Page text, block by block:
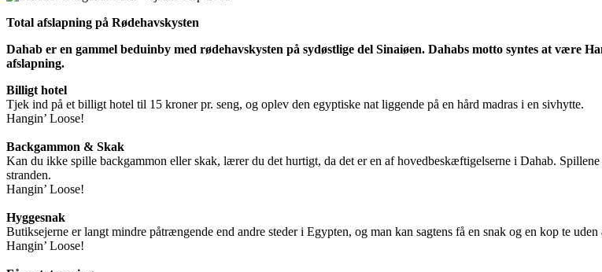
Total afslapning på Rødehavskysten
Dahab er en gammel beduinby med rødehavskysten på sydøstlige del Sinaiøen. Dahabs motto syntes at være
afslapning.
Billigt hotel
Tjek ind på et billigt hotel til 15 kroner pr. seng, og oplev den egyptiske nat liggende på en hård madras i en sivhytte.
Hangin’ Loose!
Backgammon & Skak
Kan du ikke spille backgammon eller skak, lærer du det hurtigt, da det er en af hovedbeskæftigelserne i Dahab.
stranden.
Hangin’ Loose!
Hyggesnak
Butiksejerne er langt mindre påtrængende end andre steder i Egypten, og man kan sagtens få en snak og en kop te
Hangin’ Loose!